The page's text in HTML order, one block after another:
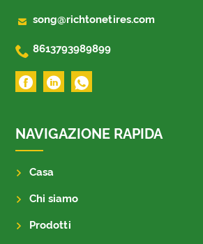
 song@richtonetires.com
 8613793989899
NAVIGAZIONE RAPIDA
Casa
Chi siamo
Prodotti